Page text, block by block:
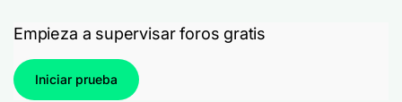
Empieza a supervisar foros gratis
Iniciar prueba